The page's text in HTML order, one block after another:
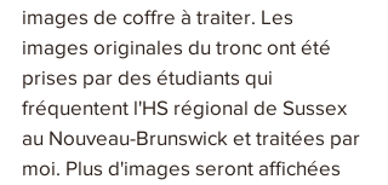
images de coffre à traiter. Les
images originales du tronc ont été
prises par des étudiants qui
fréquentent l'HS régional de Sussex
au Nouveau-Brunswick et traitées par
moi. Plus d'images seront affichées